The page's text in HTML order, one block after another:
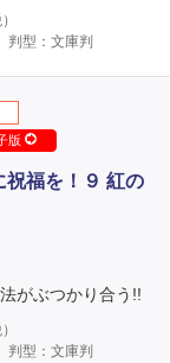
判型：文庫判
版
祝福を！９ 紅の
がぶつかり合う!!
判型：文庫判